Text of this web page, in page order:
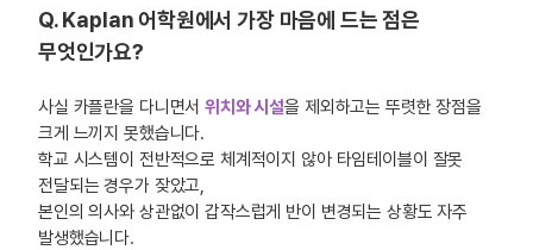
Q. Kaplan 어학원에서 가장 마음에 드는 점은
무엇인가요?
사실 카플란을 다니면서위치와 시설을 제외하고는 뚜렷한 장점을
크게 느끼지 못했습니다.
학교 시스템이 전반적으로 체계적이지 않아 타임테이블이 잘못
전달되는 경우가 잦았고,
본인의 의사와 상관없이 갑작스럽게 반이 변경되는 상황도 자주
발생했습니다.